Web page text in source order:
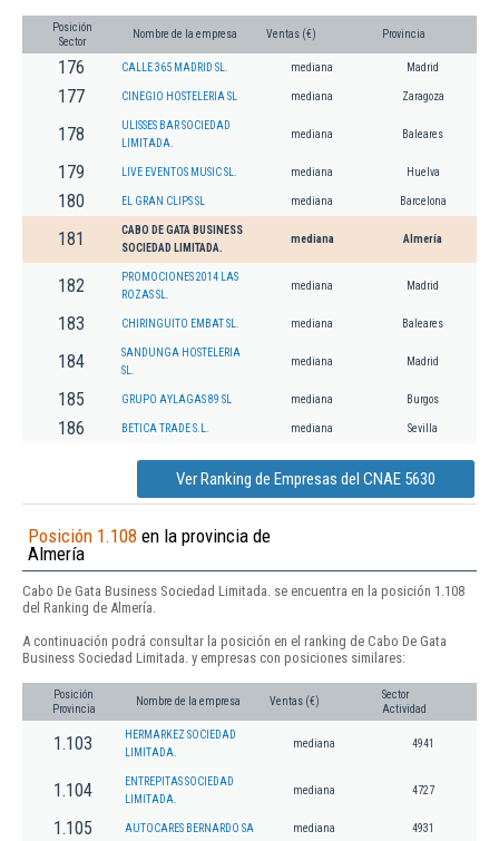
Posición
Sector
Nombre de la empresa Ventas (€) Provincia
176 CALLE 365 MADRID SL. mediana Madrid
177 CINEGIO HOSTELERIA SL mediana Zaragoza
178
ULISSES BAR SOCIEDAD
LIMITADA.
mediana Baleares
179 LIVE EVENTOS MUSIC SL. mediana Huelva
180 EL GRAN CLIPS SL mediana Barcelona
181
CABO DE GATA BUSINESS
SOCIEDAD LIMITADA.
mediana Almería
182
PROMOCIONES 2014 LAS
ROZAS SL.
mediana Madrid
183 CHIRINGUITO EMBAT SL. mediana Baleares
184
SANDUNGA HOSTELERIA
SL.
mediana Madrid
185 GRUPO AYLAGAS 89 SL mediana Burgos
186 BETICA TRADE S.L. mediana Sevilla
Ver Ranking de Empresas del CNAE 5630
Posición 1.108 en la provincia de
Almería
Cabo De Gata Business Sociedad Limitada. se encuentra en la posición 1.108
del Ranking de Almería.
A continuación podrá consultar la posición en el ranking de Cabo De Gata
Business Sociedad Limitada. y empresas con posiciones similares:
Posición
Provincia
Nombre de la empresa Ventas (€)
Sector
Actividad
1.103
HERMARKEZ SOCIEDAD
LIMITADA.
mediana 4941
1.104
ENTREPITAS SOCIEDAD
LIMITADA.
mediana 4727
1.105 AUTOCARES BERNARDO SA mediana 4931